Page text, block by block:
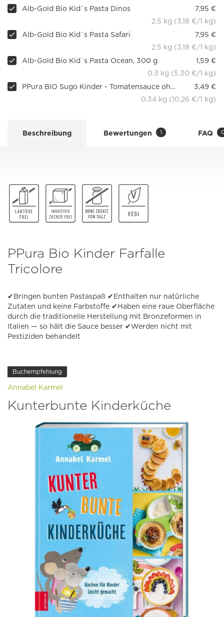
Alb-Gold Bio Kid´s Pasta Dinos
7,95 €
2.5 kg (3,18 €/1 kg)
Alb-Gold Bio Kid´s Pasta Safari
7,95 €
2.5 kg (3,18 €/1 kg)
Alb-Gold Bio Kid´s Pasta Ocean, 300 g
1,59 €
0.3 kg (5,30 €/1 kg)
PPura BIO Sugo Kinder - Tomatensauce ohne Zuckerzusatz
3,49 €
0.34 kg (10,26 €/1 kg)
Beschreibung Bewertungen 1 FAQ
PPura Bio Kinder Farfalle
Tricolore
✔Bringen bunten Pastaspaß ✔Enthalten nur natürliche
Zutaten und keine Farbstoffe ✔Haben eine raue Oberfläche
durch die traditionelle Herstellung mit Bronzeformen in
Italien — so hält die Sauce besser ✔Werden nicht mit
Pestiziden behandelt
Buchempfehlung
Annabel Karmel
Kunterbunte Kinderküche